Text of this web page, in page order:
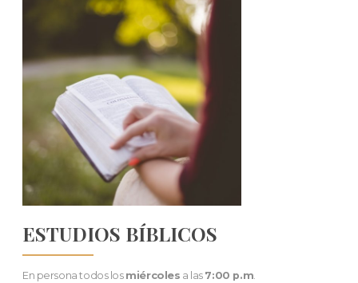
ESTUDIOS BÍBLICOS
En persona todos los miércoles a las 7:00 p.m.